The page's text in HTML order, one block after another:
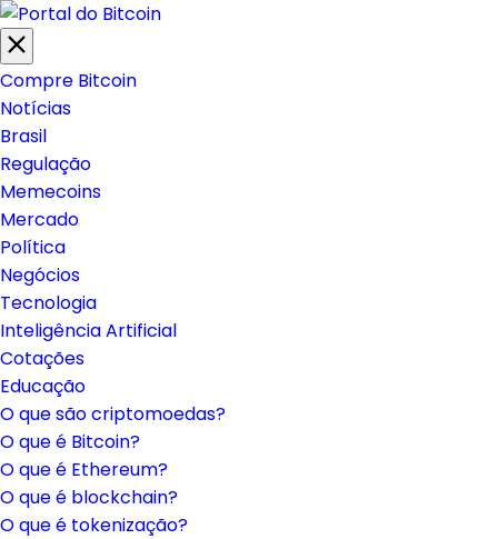
Compre Bitcoin
Notícias
Brasil
Regulação
Memecoins
Mercado
Política
Negócios
Tecnologia
Inteligência Artificial
Cotações
Educação
O que são criptomoedas?
O que é Bitcoin?
O que é Ethereum?
O que é blockchain?
O que é tokenização?